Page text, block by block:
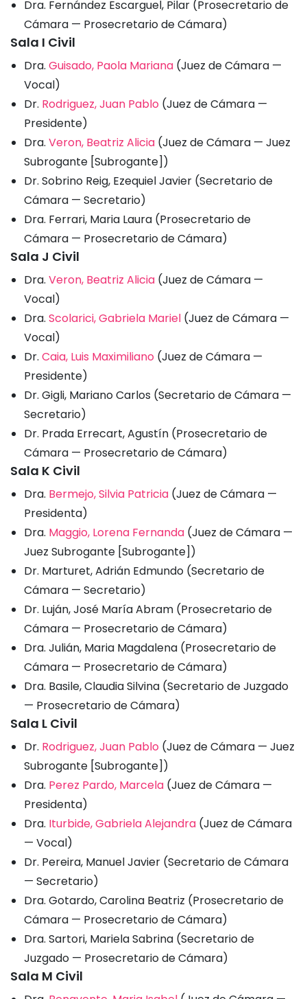
Dra. Fernández Escarguel, Pilar (Prosecretario de
Cámara — Prosecretario de Cámara)
Sala I Civil
Dra. Guisado, Paola Mariana (Juez de Cámara —
Vocal)
Dr. Rodriguez, Juan Pablo (Juez de Cámara —
Presidente)
Dra. Veron, Beatriz Alicia (Juez de Cámara — Juez
Subrogante [Subrogante])
Dr. Sobrino Reig, Ezequiel Javier (Secretario de
Cámara — Secretario)
Dra. Ferrari, Maria Laura (Prosecretario de
Cámara — Prosecretario de Cámara)
Sala J Civil
Dra. Veron, Beatriz Alicia (Juez de Cámara —
Vocal)
Dra. Scolarici, Gabriela Mariel (Juez de Cámara —
Vocal)
Dr. Caia, Luis Maximiliano (Juez de Cámara —
Presidente)
Dr. Gigli, Mariano Carlos (Secretario de Cámara —
Secretario)
Dr. Prada Errecart, Agustín (Prosecretario de
Cámara — Prosecretario de Cámara)
Sala K Civil
Dra. Bermejo, Silvia Patricia (Juez de Cámara —
Presidenta)
Dra. Maggio, Lorena Fernanda (Juez de Cámara —
Juez Subrogante [Subrogante])
Dr. Marturet, Adrián Edmundo (Secretario de
Cámara — Secretario)
Dr. Luján, José María Abram (Prosecretario de
Cámara — Prosecretario de Cámara)
Dra. Julián, Maria Magdalena (Prosecretario de
Cámara — Prosecretario de Cámara)
Dra. Basile, Claudia Silvina (Secretario de Juzgado
— Prosecretario de Cámara)
Sala L Civil
Dr. Rodriguez, Juan Pablo (Juez de Cámara — Juez
Subrogante [Subrogante])
Dra. Perez Pardo, Marcela (Juez de Cámara —
Presidenta)
Dra. Iturbide, Gabriela Alejandra (Juez de Cámara
— Vocal)
Dr. Pereira, Manuel Javier (Secretario de Cámara
— Secretario)
Dra. Gotardo, Carolina Beatriz (Prosecretario de
Cámara — Prosecretario de Cámara)
Dra. Sartori, Mariela Sabrina (Secretario de
Juzgado — Prosecretario de Cámara)
Sala M Civil